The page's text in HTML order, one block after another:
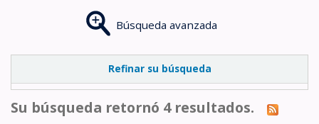
Búsqueda avanzada
Refinar su búsqueda
Su búsqueda retornó 4 resultados.